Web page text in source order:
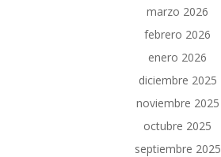
marzo 2026
febrero 2026
enero 2026
diciembre 2025
noviembre 2025
octubre 2025
septiembre 2025